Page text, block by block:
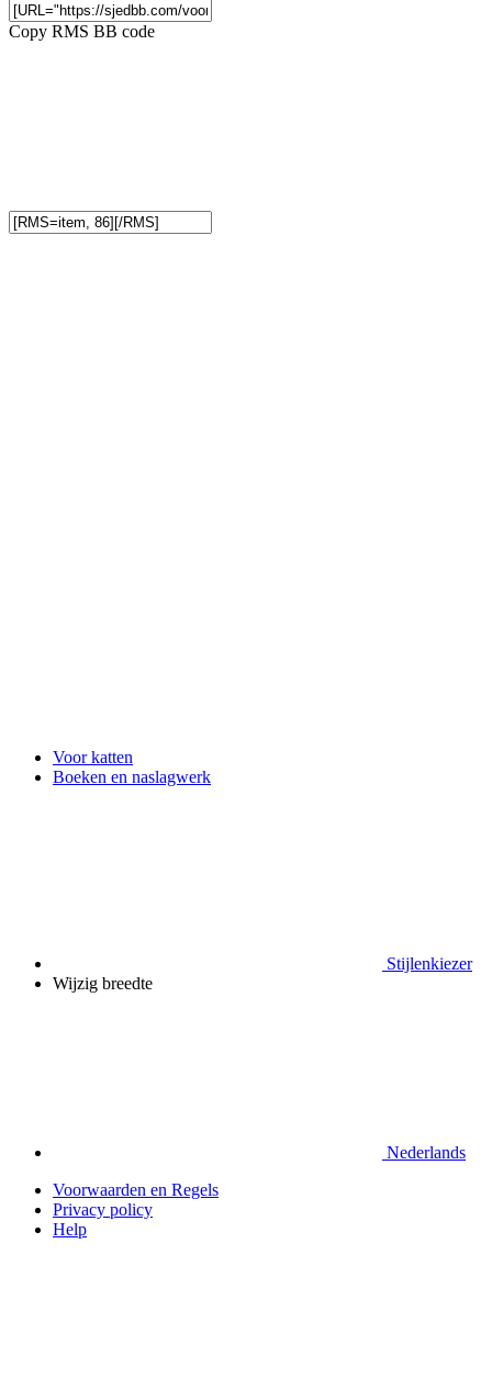
Copy RMS BB code
Voor katten
Boeken en naslagwerk
Stijlenkiezer
Wijzig breedte
Nederlands
Voorwaarden en Regels
Privacy policy
Help